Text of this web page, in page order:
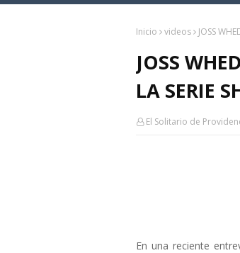
Inicio videos JOSS
JOSS
LA SERIE
El Solitario de
En una reciente